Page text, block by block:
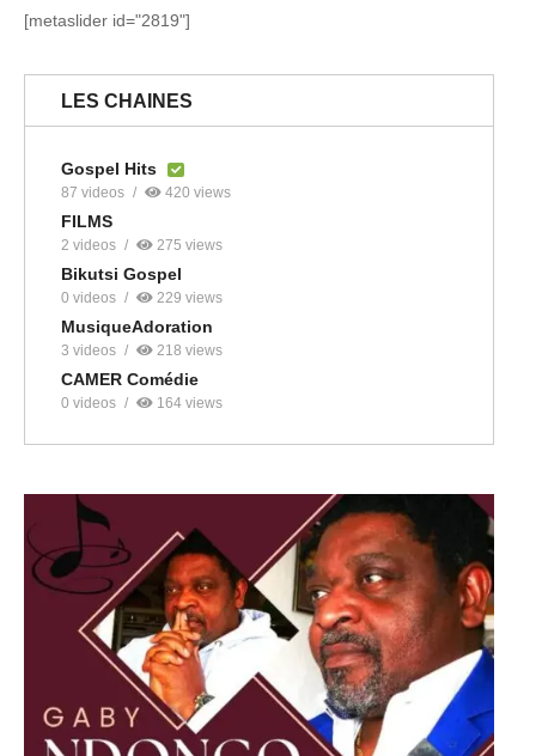
[metaslider id="2819"]
LES CHAINES
Gospel Hits
87 videos 420 views
FILMS
2 videos 275 views
Bikutsi Gospel
0 videos 229 views
MusiqueAdoration
3 videos 218 views
CAMER Comédie
0 videos 164 views